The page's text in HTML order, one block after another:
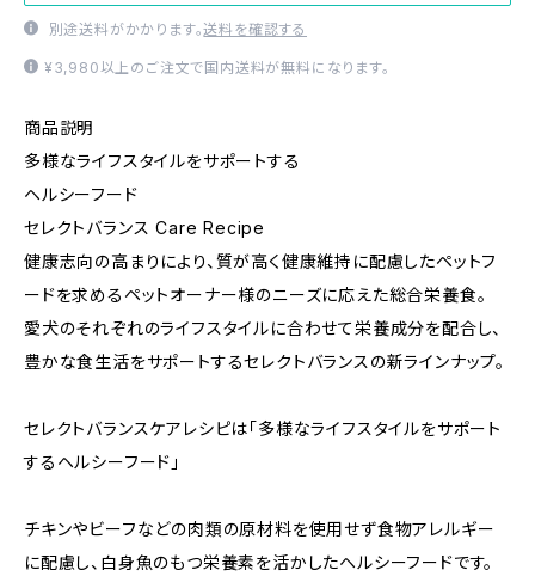
別途送料がかかります。送料を確認する
¥3,980以上のご注文で国内送料が無料になります。
商品説明
多様なライフスタイルをサポートする
ヘルシーフード
セレクトバランス Care Recipe
健康志向の高まりにより、質が高く健康維持に配慮したペットフ
ードを求めるペットオーナー様のニーズに応えた総合栄養食。
愛犬のそれぞれのライフスタイルに合わせて栄養成分を配合し、
豊かな食生活をサポートするセレクトバランスの新ラインナップ。
セレクトバランスケアレシピは「多様なライフスタイルをサポート
するヘルシーフード」
チキンやビーフなどの肉類の原材料を使用せず食物アレルギー
に配慮し、白身魚のもつ栄養素を活かしたヘルシーフードです。